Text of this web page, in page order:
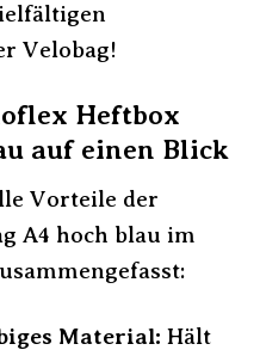
Velobag!
Heftbox
auf einen Blick
Vorteile der
A4 hoch blau im
Material: Hält